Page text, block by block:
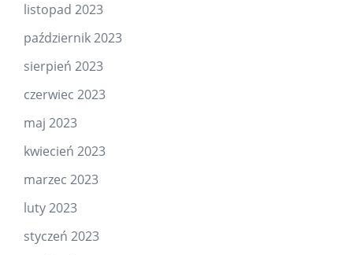
listopad 2023
październik 2023
sierpień 2023
czerwiec 2023
maj 2023
kwiecień 2023
marzec 2023
luty 2023
styczeń 2023